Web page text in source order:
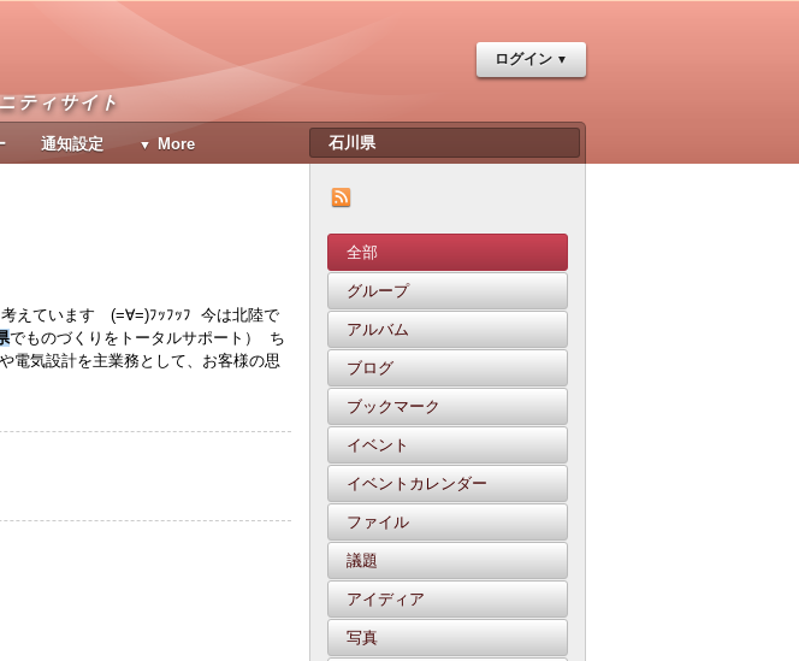
ティサイト
ログイン
通知設定 More
全部
グループ
アルバム
ブログ
ブックマーク
イベント
イベントカレンダー
ファイル
議題
アイディア
写真
考えています (=∀=)ﾌｯﾌｯﾌ 今は北陸で
でものづくりをトータルサポート） ち
電気設計を主業務として、お客様の思